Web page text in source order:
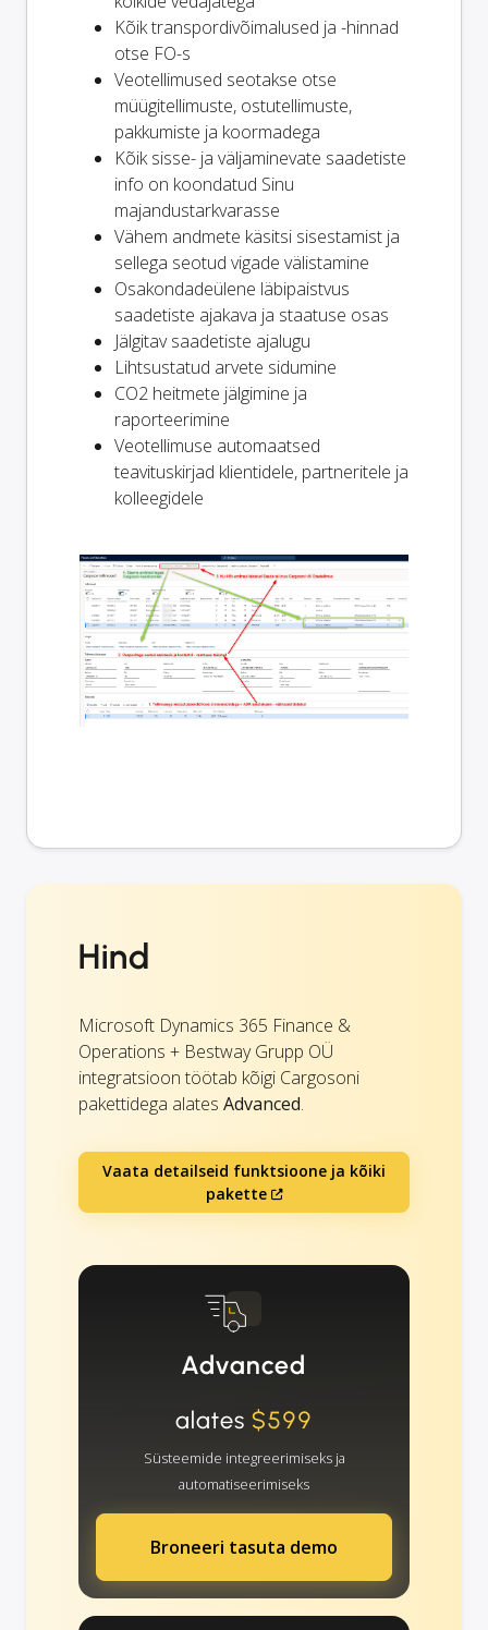
Kõik transpordivõimalused ja -hinnad
otse FO-s
Veotellimused seotakse otse
müügitellimuste, ostutellimuste,
pakkumiste ja koormadega
Kõik sisse- ja väljaminevate saadetiste
info on koondatud Sinu
majandustarkvarasse
Vähem andmete käsitsi sisestamist ja
sellega seotud vigade välistamine
Osakondadeülene läbipaistvus
saadetiste ajakava ja staatuse osas
Jälgitav saadetiste ajalugu
Lihtsustatud arvete sidumine
CO2 heitmete jälgimine ja
raporteerimine
Veotellimuse automaatsed
teavituskirjad klientidele, partneritele ja
kolleegidele
Hind
Microsoft Dynamics 365 Finance &
Operations + Bestway Grupp OÜ
integratsioon töötab kõigi Cargosoni
pakettidega alates Advanced.
Vaata detailseid funktsioone ja kõiki
pakette
Advanced
alates $599
Süsteemide integreerimiseks ja
automatiseerimiseks
Broneeri tasuta demo